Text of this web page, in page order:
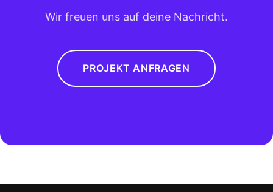
Wir freuen uns auf deine Nachricht.
PROJEKT ANFRAGEN